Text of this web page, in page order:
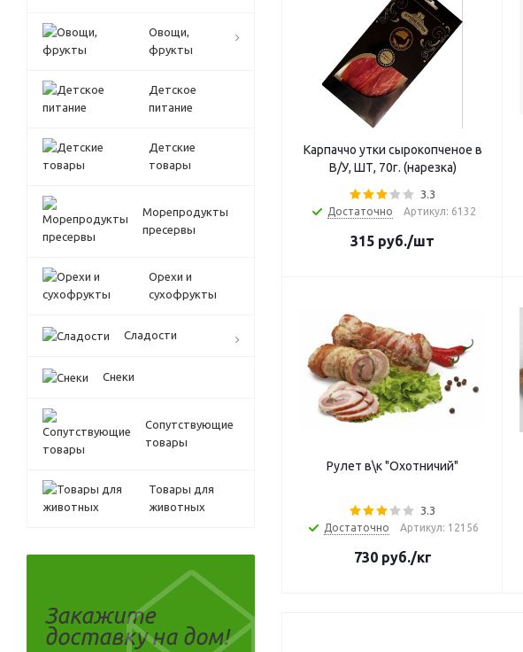
Карпаччо утки сырокопченое в
В/У, ШТ, 70г. (нарезка)
3.3
Достаточно Артикул: 6132
315 руб./шт
Рулет в\к "Охотничий"
3.3
Достаточно Артикул: 12156
730руб./кг
Овощи,
фрукты
Детское
питание
Детские
товары
Морепродукты
пресервы
Орехи и
сухофрукты
Сладости
Снеки
Сопутствующие
товары
Товары для
животных
Закажите
доставку на дом!